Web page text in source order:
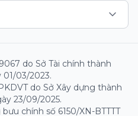
do Sở Tài chính thành
03/2023.
do Sở Xây dựng thành
23/09/2025.
chính số 6150/XN-BTTTT